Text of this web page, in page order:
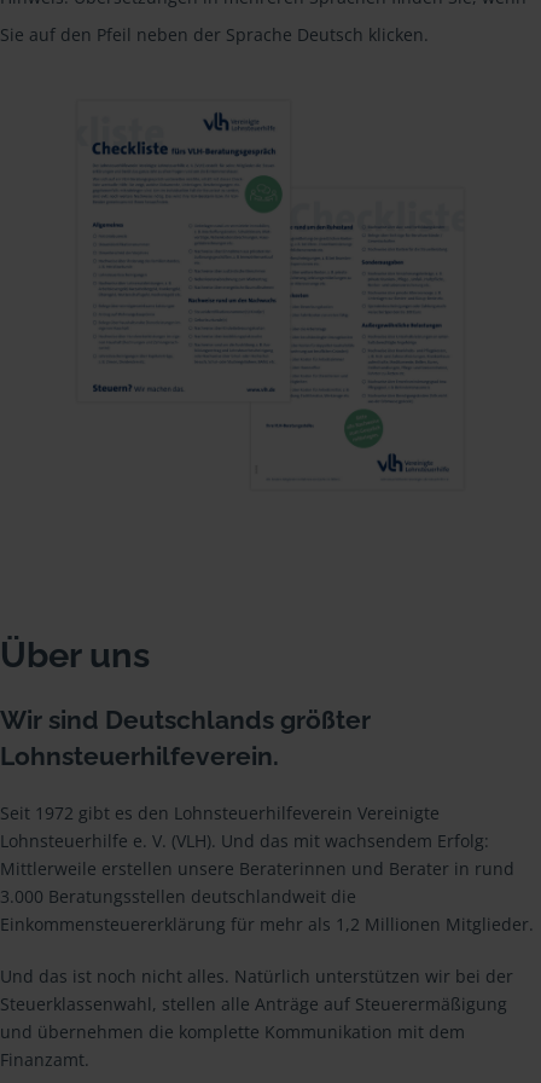
Sie auf den Pfeil neben der Sprache Deutsch klicken.
Über uns
Wir sind Deutschlands größter
Lohnsteuerhilfeverein.
Seit 1972 gibt es den Lohnsteuerhilfeverein Vereinigte
Lohnsteuerhilfe e. V. (VLH). Und das mit wachsendem Erfolg:
Mittlerweile erstellen unsere Beraterinnen und Berater in rund
3.000 Beratungsstellen deutschlandweit die
Einkommensteuererklärung für mehr als 1,2 Millionen Mitglieder.
Und das ist noch nicht alles. Natürlich unterstützen wir bei der
Steuerklassenwahl, stellen alle Anträge auf Steuerermäßigung
und übernehmen die komplette Kommunikation mit dem
Finanzamt.